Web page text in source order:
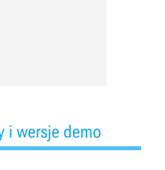
i wersje demo